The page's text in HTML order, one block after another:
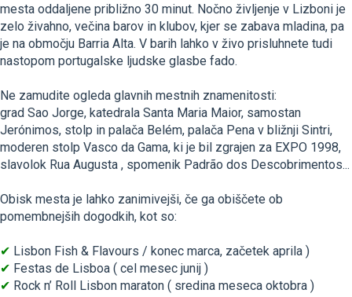
mesta oddaljene približno 30 minut. Nočno življenje v Lizboni je
zelo živahno, večina barov in klubov, kjer se zabava mladina, pa
je na območju Barria Alta. V barih lahko v živo prisluhnete tudi
nastopom portugalske ljudske glasbe fado.
Ne zamudite ogleda glavnih mestnih znamenitosti:
grad Sao Jorge, katedrala Santa Maria Maior, samostan
Jerónimos, stolp in palača Belém, palača Pena v bližnji Sintri,
moderen stolp Vasco da Gama, ki je bil zgrajen za EXPO 1998,
slavolok Rua Augusta , spomenik Padrão dos Descobrimentos...
Obisk mesta je lahko zanimivejši, če ga obiščete ob
pomembnejših dogodkih, kot so:
✔ Lisbon Fish & Flavours / konec marca, začetek aprila )
✔ Festas de Lisboa ( cel mesec junij )
✔ Rock n’ Roll Lisbon maraton ( sredina meseca oktobra )